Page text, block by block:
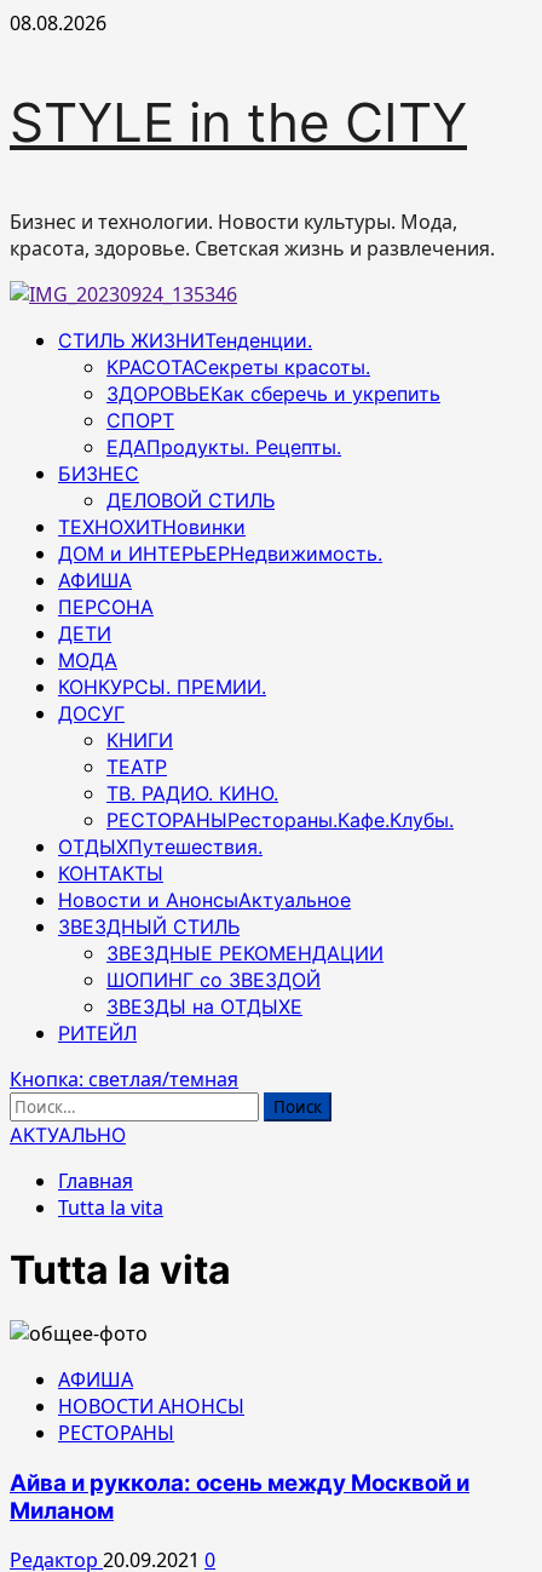
Перейти
08.08.2026
STYLE in the CITY
Бизнес и технологии. Новости культуры. Мода,
красота, здоровье. Светская жизнь и развлечения.
Основное
СТИЛЬ ЖИЗНИТенденции.
КРАСОТАСекреты красоты.
ЗДОРОВЬЕКак сберечь и укрепить
СПОРТ
ЕДАПродукты. Рецепты.
БИЗНЕС
ДЕЛОВОЙ СТИЛЬ
ТЕХНОХИТНовинки
ДОМ и ИНТЕРЬЕРНедвижимость.
АФИША
ПЕРСОНА
ДЕТИ
МОДА
КОНКУРСЫ. ПРЕМИИ.
ДОСУГ
КНИГИ
ТЕАТР
ТВ. РАДИО. КИНО.
РЕСТОРАНЫРестораны.Кафе.Клубы.
ОТДЫХПутешествия.
КОНТАКТЫ
Новости и АнонсыАктуальное
ЗВЕЗДНЫЙ СТИЛЬ
ЗВЕЗДНЫЕ РЕКОМЕНДАЦИИ
ШОПИНГ со ЗВЕЗДОЙ
ЗВЕЗДЫ на ОТДЫХЕ
РИТЕЙЛ
Кнопка: светлая/темная
Найти:
АКТУАЛЬНО
Главная
Tutta la vita
Tutta la vita
АФИША
НОВОСТИ АНОНСЫ
РЕСТОРАНЫ
Айва и руккола: осень между Москвой и
Миланом
Редактор 20.09.2021 0